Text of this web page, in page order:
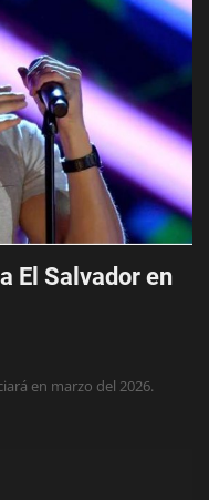
El Salvador en
en marzo del 2026.